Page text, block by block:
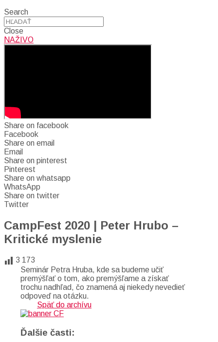
Search
Close
NAŽIVO
Share on facebook
Facebook
Share on email
Email
Share on pinterest
Pinterest
Share on whatsapp
WhatsApp
Share on twitter
Twitter
CampFest 2020 | Peter Hrubo –
Kritické myslenie
3 173
Seminár Petra Hruba, kde sa budeme učiť
premýšľať o tom, ako premýšľame a získať
trochu nadhľad, čo znamená aj niekedy nevedieť
odpoveď na otázku.
Späť do archívu
Ďalšie časti: